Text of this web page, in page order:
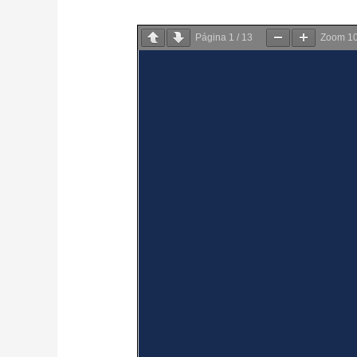
Página 1 / 13 Zoom